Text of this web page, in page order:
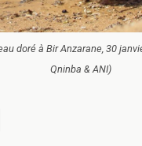
doré à Bir Anzarane, 30
Qninba & ANI)